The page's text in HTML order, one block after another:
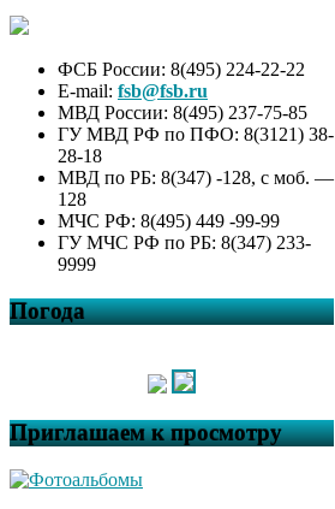
ФСБ России: 8(495) 224-22-22
E-mail: fsb@fsb.ru
МВД России: 8(495) 237-75-85
ГУ МВД РФ по ПФО: 8(3121) 38-
28-18
МВД по РБ: 8(347) -128, с моб. —
128
МЧС РФ: 8(495) 449 -99-99
ГУ МЧС РФ по РБ: 8(347) 233-
9999
Погода
Приглашаем к просмотру